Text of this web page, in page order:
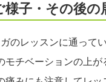
様子・その後の
のレッスンに通って
モチベーションの上